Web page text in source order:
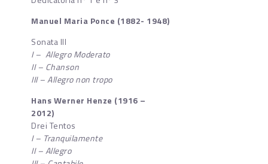
Manuel Maria Ponce (1882- 1948)
Sonata III
I – Allegro Moderato
II – Chanson
III – Allegro non tropo
Hans Werner Henze (1916 –
2012)
Drei Tentos
I – Tranquilamente
II – Allegro